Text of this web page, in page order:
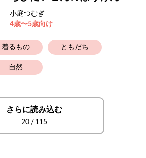
小庭つむぎ
4歳〜5歳向け
着るもの ともだち
自然
さらに読み込む
20 / 115